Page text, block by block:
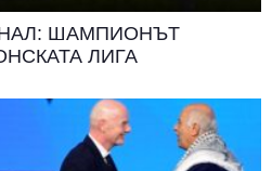
ШАМПИОНЪТ
ЛИГА